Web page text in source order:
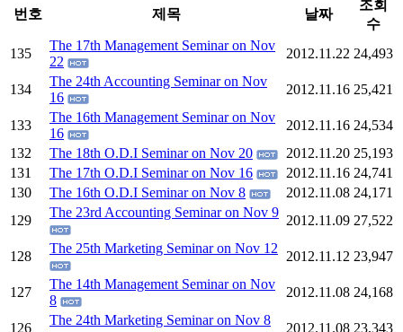
번호
제목 날짜
조회
수
135
The 17th Management Seminar on Nov
22
2012.11.22 24,493
134
The 24th Accounting Seminar on Nov
16
2012.11.16 25,421
133
The 16th Management Seminar on Nov
16
2012.11.16 24,534
132
The 18th O.D.I Seminar on Nov 20 2012.11.20 25,193
131
The 17th O.D.I Seminar on Nov 16 2012.11.16 24,741
130
The 16th O.D.I Seminar on Nov 8 2012.11.08 24,171
129
The 23rd Accounting Seminar on Nov 9
2012.11.09 27,522
128
The 25th Marketing Seminar on Nov 12
2012.11.12 23,947
127
The 14th Management Seminar on Nov
8
2012.11.08 24,168
126
The 24th Marketing Seminar on Nov 8
2012.11.08 23,343